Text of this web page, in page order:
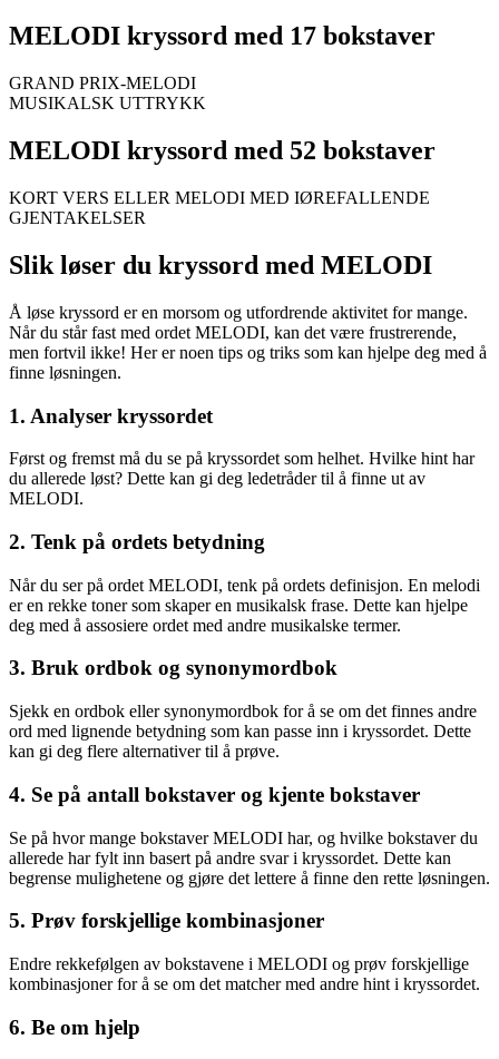
MELODI kryssord med 17 bokstaver
GRAND PRIX-MELODI
MUSIKALSK UTTRYKK
MELODI kryssord med 52 bokstaver
KORT VERS ELLER MELODI MED IØREFALLENDE
GJENTAKELSER
Slik løser du kryssord med MELODI
Å løse kryssord er en morsom og utfordrende aktivitet for mange.
Når du står fast med ordet MELODI, kan det være frustrerende,
men fortvil ikke! Her er noen tips og triks som kan hjelpe deg med å
finne løsningen.
1. Analyser kryssordet
Først og fremst må du se på kryssordet som helhet. Hvilke hint har
du allerede løst? Dette kan gi deg ledetråder til å finne ut av
MELODI.
2. Tenk på ordets betydning
Når du ser på ordet MELODI, tenk på ordets definisjon. En melodi
er en rekke toner som skaper en musikalsk frase. Dette kan hjelpe
deg med å assosiere ordet med andre musikalske termer.
3. Bruk ordbok og synonymordbok
Sjekk en ordbok eller synonymordbok for å se om det finnes andre
ord med lignende betydning som kan passe inn i kryssordet. Dette
kan gi deg flere alternativer til å prøve.
4. Se på antall bokstaver og kjente bokstaver
Se på hvor mange bokstaver MELODI har, og hvilke bokstaver du
allerede har fylt inn basert på andre svar i kryssordet. Dette kan
begrense mulighetene og gjøre det lettere å finne den rette løsningen.
5. Prøv forskjellige kombinasjoner
Endre rekkefølgen av bokstavene i MELODI og prøv forskjellige
kombinasjoner for å se om det matcher med andre hint i kryssordet.
6. Be om hjelp